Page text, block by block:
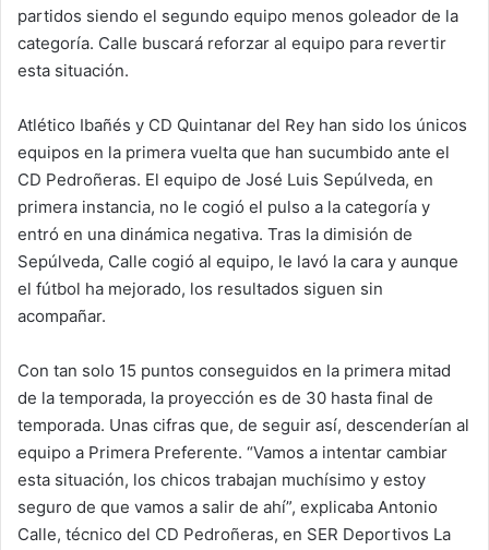
partidos siendo el segundo equipo menos goleador de la
categoría. Calle buscará reforzar al equipo para revertir
esta situación.
Atlético Ibañés y CD Quintanar del Rey han sido los únicos
equipos en la primera vuelta que han sucumbido ante el
CD Pedroñeras. El equipo de José Luis Sepúlveda, en
primera instancia, no le cogió el pulso a la categoría y
entró en una dinámica negativa. Tras la dimisión de
Sepúlveda, Calle cogió al equipo, le lavó la cara y aunque
el fútbol ha mejorado, los resultados siguen sin
acompañar.
Con tan solo 15 puntos conseguidos en la primera mitad
de la temporada, la proyección es de 30 hasta final de
temporada. Unas cifras que, de seguir así, descenderían al
equipo a Primera Preferente. “Vamos a intentar cambiar
esta situación, los chicos trabajan muchísimo y estoy
seguro de que vamos a salir de ahí”, explicaba Antonio
Calle, técnico del CD Pedroñeras, en SER Deportivos La